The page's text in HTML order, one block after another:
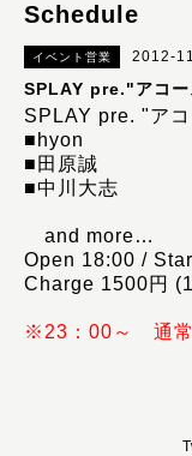
Schedule
イベント営業 2012-
SPLAY pre."アコー
SPLAY pre. "ア
■hyon
■田原誠
■中川大志
and more…
Open 18:00 /
Charge 1500円
※23：00～ 通常